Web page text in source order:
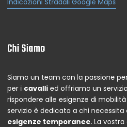
Chi Siamo
Siamo un team con la passione
per i cavalli ed offriamo un
rispondere alle esigenze di
servizio è dedicato a chi necessita
esigenze temporanee. La